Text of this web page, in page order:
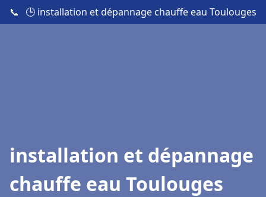
📞 🕒 installation et dépannage chauffe eau Toulouges
installation et dépannage
chauffe eau Toulouges